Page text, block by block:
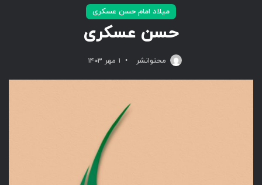
میلاد امام حسن عسکری
حسن عسکری
محتوانشر ۱ مهر ۱۴۰۳